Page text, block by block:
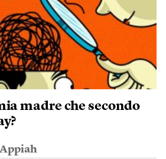
madre che secondo